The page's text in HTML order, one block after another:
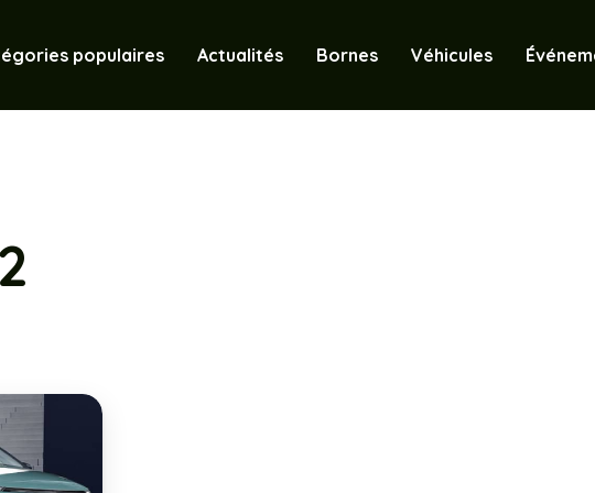
populaires Actualités Bornes Véhicules